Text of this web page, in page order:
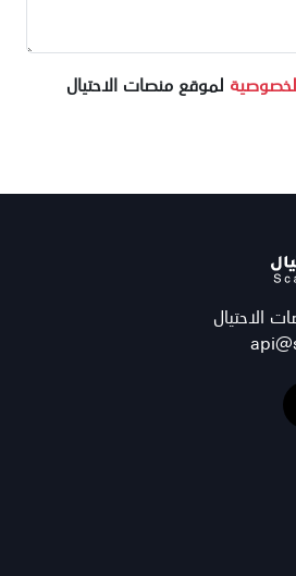
لموقع منصات الاحتيال
الاحتيال